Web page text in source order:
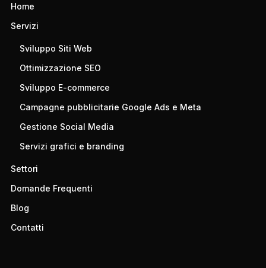
Home
Servizi
Sviluppo Siti Web
Ottimizzazione SEO
Sviluppo E-commerce
Campagne pubblicitarie Google Ads e Meta
Gestione Social Media
Servizi grafici e branding
Settori
Domande Frequenti
Blog
Contatti